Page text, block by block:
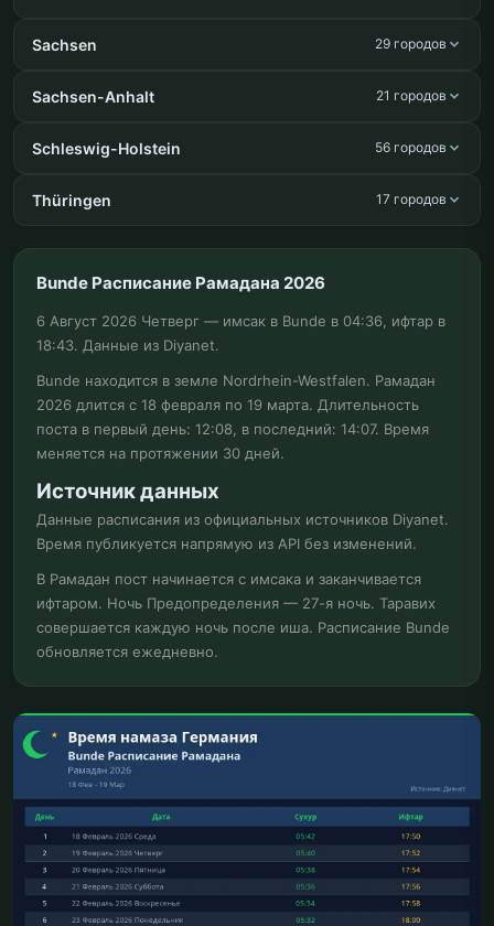
Sachsen 29 городов
Sachsen-Anhalt 21 городов
Schleswig-Holstein 56 городов
Thüringen 17 городов
Bunde Расписание Рамадана 2026
6 Август 2026 Четверг — имсак в Bunde в 04:36, ифтар в
18:43. Данные из Diyanet.
Bunde находится в земле Nordrhein-Westfalen. Рамадан
2026 длится с 18 февраля по 19 марта. Длительность
поста в первый день: 12:08, в последний: 14:07. Время
меняется на протяжении 30 дней.
Источник данных
Данные расписания из официальных источников Diyanet.
Время публикуется напрямую из API без изменений.
В Рамадан пост начинается с имсака и заканчивается
ифтаром. Ночь Предопределения — 27-я ночь. Таравих
совершается каждую ночь после иша. Расписание Bunde
обновляется ежедневно.